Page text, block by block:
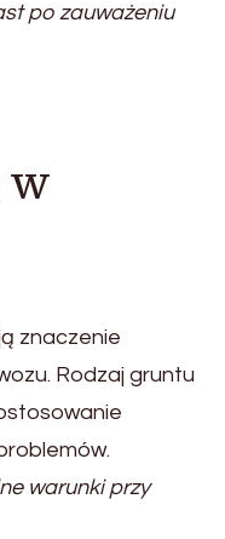
po zauważeniu
znaczenie
Rodzaj gruntu
warunki przy